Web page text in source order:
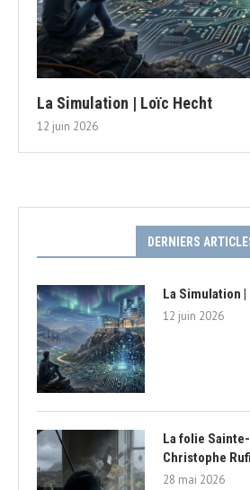
La Simulation | Loïc Hecht
12 juin 2026
DERNIERS
La Simulation
12 juin 2026
La folie
Christophe
28 mai 2026